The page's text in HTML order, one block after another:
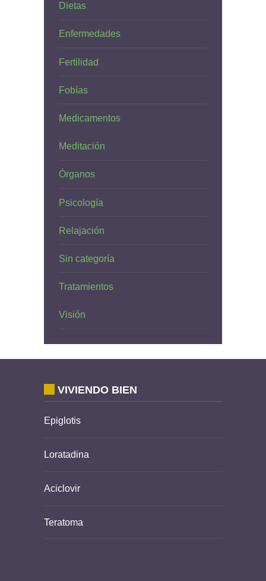
Dietas
Enfermedades
Fertilidad
Fobías
Medicamentos
Meditación
Órganos
Psicología
Relajación
Sin categoría
Tratamientos
Visión
VIVIENDO BIEN
Epiglotis
Loratadina
Aciclovir
Teratoma